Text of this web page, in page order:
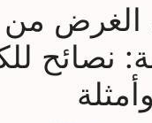
من
نصائح